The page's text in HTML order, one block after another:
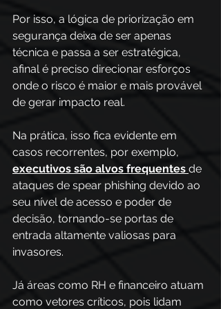
Por isso, a lógica de priorização em
segurança deixa de ser apenas
técnica e passa a ser estratégica,
afinal é preciso direcionar esforços
onde o risco é maior e mais provável
de gerar impacto real.
Na prática, isso fica evidente em
casos recorrentes, por exemplo,
executivos são alvos frequentes de
ataques de spear phishing devido ao
seu nível de acesso e poder de
decisão, tornando-se portas de
entrada altamente valiosas para
invasores.
Já áreas como RH e financeiro atuam
como vetores críticos, pois lidam